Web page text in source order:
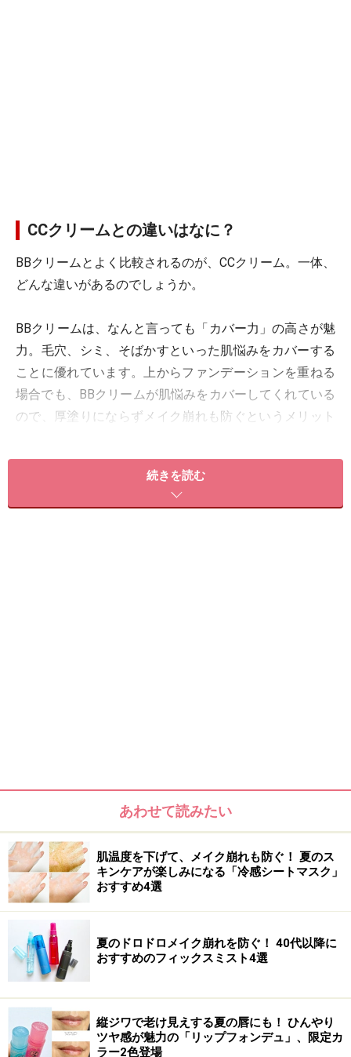
CCクリームとの違いはなに？
BBクリームとよく比較されるのが、CCクリーム。一体、
どんな違いがあるのでしょうか。
BBクリームは、なんと言っても「カバー力」の高さが魅
力。毛穴、シミ、そばかすといった肌悩みをカバーする
ことに優れています。上からファンデーションを重ねる
場合でも、BBクリームが肌悩みをカバーしてくれている
ので、厚塗りにならずメイク崩れも防ぐというメリット
一方CCクリームは、「Color Condition（カラー コンディ
ション）」や、「Color Control（カラーコントロー
そのため、肌色補正が優れているのが特徴。ツヤ肌を作
るのには最適ですが、カバー力ではBBクリームに劣るの
で化粧下地として使う人が多いと思います。
1本でベースメイクが完了するBBクリーム。最近では
色々な機能を備えたものが出ていますが、どれを使った
ら良いかわからないという人のためにオススメを4つ紹
介します。
プチプラ&コンビニで買える手軽さがウケ
てます！
続きを読む
あわせて読みたい
肌温度を下げて、メイク崩れも防ぐ！ 夏のス
キンケアが楽しみになる「冷感シートマスク」
おすすめ4選
夏のドロドロメイク崩れを防ぐ！ 40代以降に
おすすめのフィックスミスト4選
縦ジワで老け見えする夏の唇にも！ ひんやり
ツヤ感が魅力の「リップフォンデュ」、限定カ
ラー2色登場